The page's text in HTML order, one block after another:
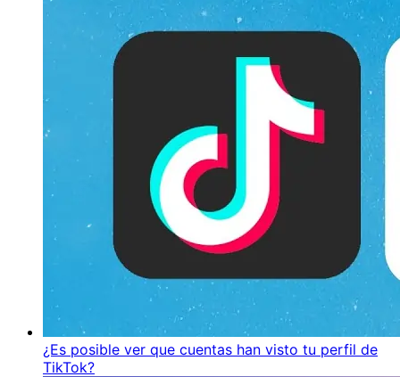
¿Es posible ver que cuentas han visto tu perfil de
TikTok?